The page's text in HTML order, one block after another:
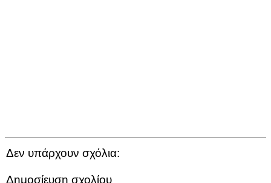
Δεν υπάρχουν σχόλια:
Δημοσίευση σχολίου